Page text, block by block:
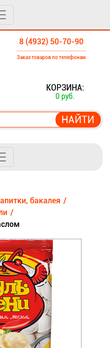
8 (4932) 50-70-90
Заказ товаров по телефонам
КОРЗИНА:
0 руб.
бакалея